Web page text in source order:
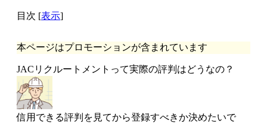
目次 [表示]
本ページはプロモーションが含まれています
JACリクルートメントって実際の評判はどうなの？
信用できる評判を見てから登録すべきか決めたいで